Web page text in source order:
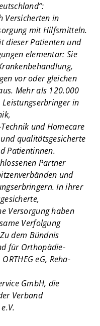
Versicherten in
mit Hilfsmitteln.
dieser Patienten und
elementar: Sie
vor oder gleichen
Mehr als 120.000
in
und Homecare
qualitätsgesicherte
Patientinnen.
Partner
und
In ihrer
Versorgung haben
Verfolgung
dem Bündnis
für Orthopädie-
eG, Reha-
GmbH, die
Verband